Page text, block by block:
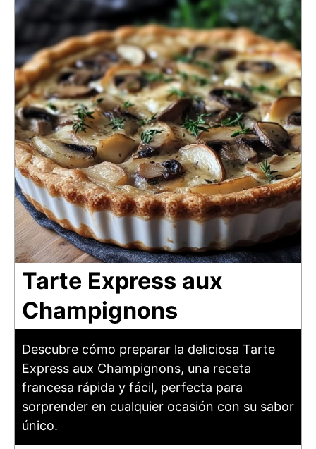
Tarte Express aux
Champignons
Descubre cómo preparar la deliciosa Tarte
Express aux Champignons, una receta
francesa rápida y fácil, perfecta para
sorprender en cualquier ocasión con su sabor
único.